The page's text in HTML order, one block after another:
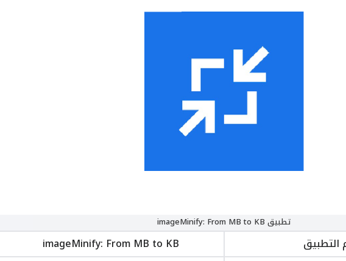
تطبيق imageMinify: From MB to KB
التطبيق
imageMinify: From MB to KB